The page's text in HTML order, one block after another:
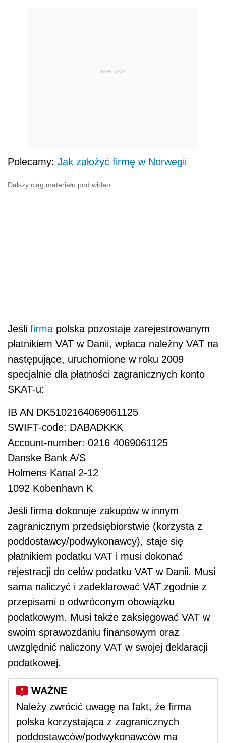
REKLAMA
Polecamy: Jak założyć firmę w Norwegii
Dalszy ciąg materiału pod wideo
Jeśli firma polska pozostaje zarejestrowanym
płatnikiem VAT w Danii, wpłaca należny VAT na
następujące, uruchomione w roku 2009
specjalnie dla płatności zagranicznych konto
SKAT-u:
IB AN DK5102164069061125
SWIFT-code: DABADKKK
Account-number: 0216 4069061125
Danske Bank A/S
Holmens Kanal 2-12
1092 Kobenhavn K
Jeśli firma dokonuje zakupów w innym
zagranicznym przedsiębiorstwie (korzysta z
poddostawcy/podwykonawcy), staje się
płatnikiem podatku VAT i musi dokonać
rejestracji do celów podatku VAT w Danii. Musi
sama naliczyć i zadeklarować VAT zgodnie z
przepisami o odwróconym obowiązku
podatkowym. Musi także zaksięgować VAT w
swoim sprawozdaniu finansowym oraz
uwzględnić naliczony VAT w swojej deklaracji
podatkowej.
Należy zwrócić uwagę na fakt, że firma
polska korzystająca z zagranicznych
poddostawców/podwykonawców ma